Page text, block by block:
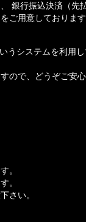
銀行振込決済（先
ご用意しておりま
うシステムを利用
ので、どうぞご安
。
。
さい。